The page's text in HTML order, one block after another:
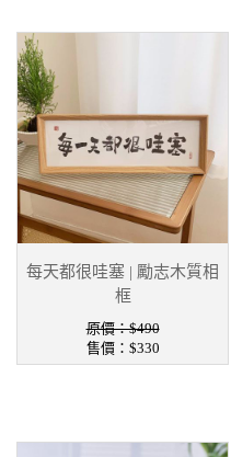
每天都很哇塞 | 勵志木質相
框
原價：$490
售價： $330